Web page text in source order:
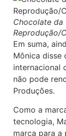
Chocolate da
Reprodução/
Em suma,
Mônica disse
internacional
não pode
Produções.
Como a
tecnologia,
marca para a